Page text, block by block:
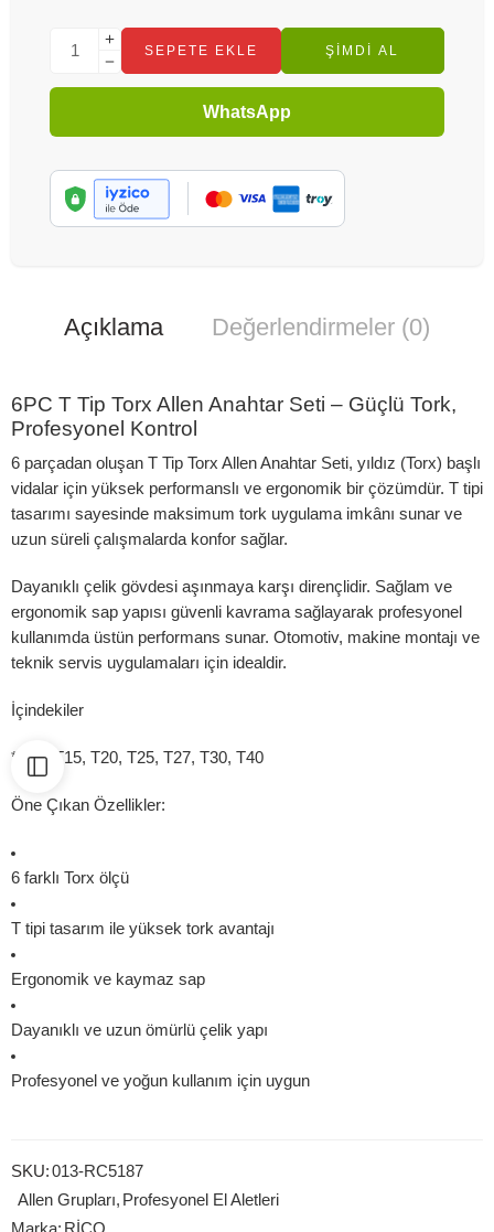
SEPETE EKLE ŞIMDI AL
WhatsApp
Açıklama Değerlendirmeler (0)
6PC T Tip Torx Allen Anahtar Seti – Güçlü Tork,
Profesyonel Kontrol
6 parçadan oluşan T Tip Torx Allen Anahtar Seti, yıldız (Torx) başlı
vidalar için yüksek performanslı ve ergonomik bir çözümdür. T tipi
tasarımı sayesinde maksimum tork uygulama imkânı sunar ve
uzun süreli çalışmalarda konfor sağlar.
Dayanıklı çelik gövdesi aşınmaya karşı dirençlidir. Sağlam ve
ergonomik sap yapısı güvenli kavrama sağlayarak profesyonel
kullanımda üstün performans sunar. Otomotiv, makine montajı ve
teknik servis uygulamaları için idealdir.
İçindekiler
*T10, T15, T20, T25, T27, T30, T40
Öne Çıkan Özellikler:
6 farklı Torx ölçü
T tipi tasarım ile yüksek tork avantajı
Ergonomik ve kaymaz sap
Dayanıklı ve uzun ömürlü çelik yapı
Profesyonel ve yoğun kullanım için uygun
SKU:013-RC5187
Allen Grupları, Profesyonel El Aletleri